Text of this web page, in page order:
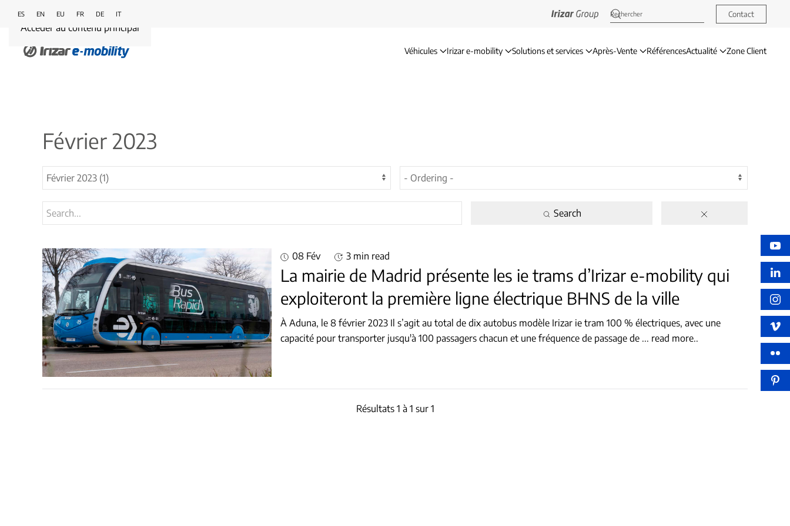
Accéder au contenu principal
ES EN EU FR DE IT Contact
Véhicules Irizar e-mobility Solutions et services Après-Vente RéférencesActualité Zone Client
Février 2023
Search
08 Fév 3 min read
La mairie de Madrid présente les ie trams d’Irizar e-mobility qui
exploiteront la première ligne électrique BHNS de la ville
À Aduna, le 8 février 2023 Il s’agit au total de dix autobus modèle Irizar ie tram 100 % électriques, avec une
capacité pour transporter jusqu'à 100 passagers chacun et une fréquence de passage de ... read more..
Résultats 1 à 1 sur 1